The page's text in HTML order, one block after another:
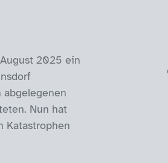
2025 ein
Nun hat
Katastrophen